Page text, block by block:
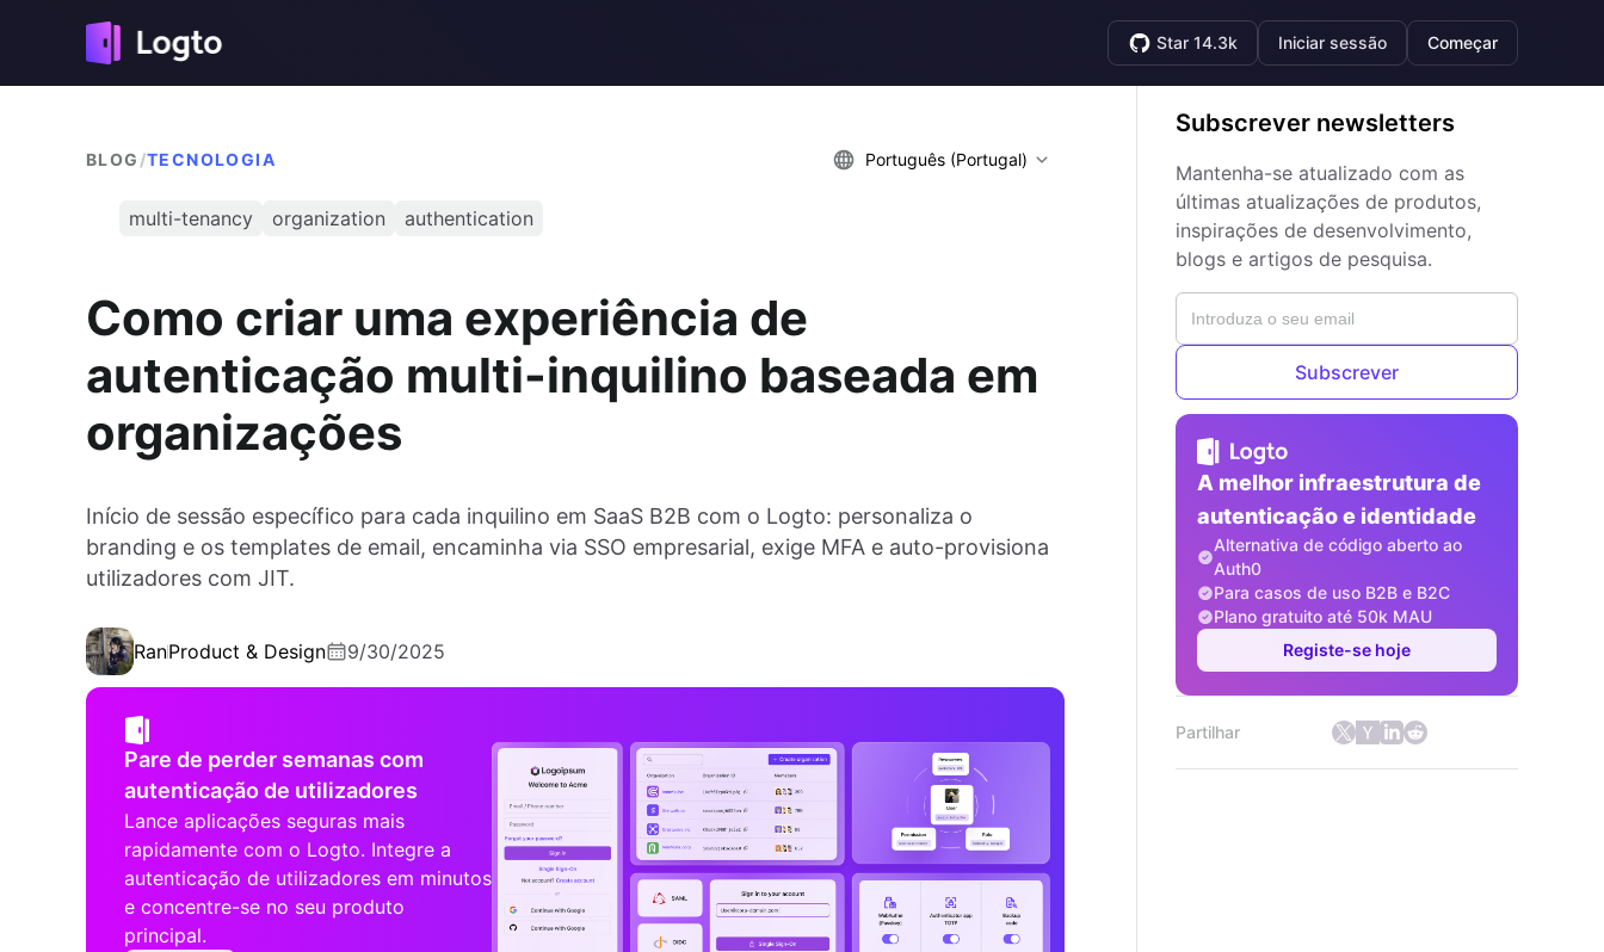
Star 14.3k Iniciar sessão Começar
BLOG /TECNOLOGIA Português (Portugal)
multi-tenancy organization authentication
Como criar uma experiência de
autenticação multi-inquilino baseada em
organizações
Início de sessão específico para cada inquilino em SaaS B2B com o Logto: personaliza o
branding e os templates de email, encaminha via SSO empresarial, exige MFA e auto-provisiona
utilizadores com JIT.
RanProduct & Design 9/30/2025
Pare de perder semanas com
autenticação de utilizadores
Lance aplicações seguras mais
rapidamente com o Logto. Integre a
autenticação de utilizadores em minutos
e concentre-se no seu produto
principal.
Subscrever newsletters
Mantenha-se atualizado com as
últimas atualizações de produtos,
inspirações de desenvolvimento,
blogs e artigos de pesquisa.
Subscrever
A melhor infraestrutura de
autenticação e identidade
Alternativa de código aberto ao
Auth0
Para casos de uso B2B e B2C
Plano gratuito até 50k MAU
Registe-se hoje
Partilhar